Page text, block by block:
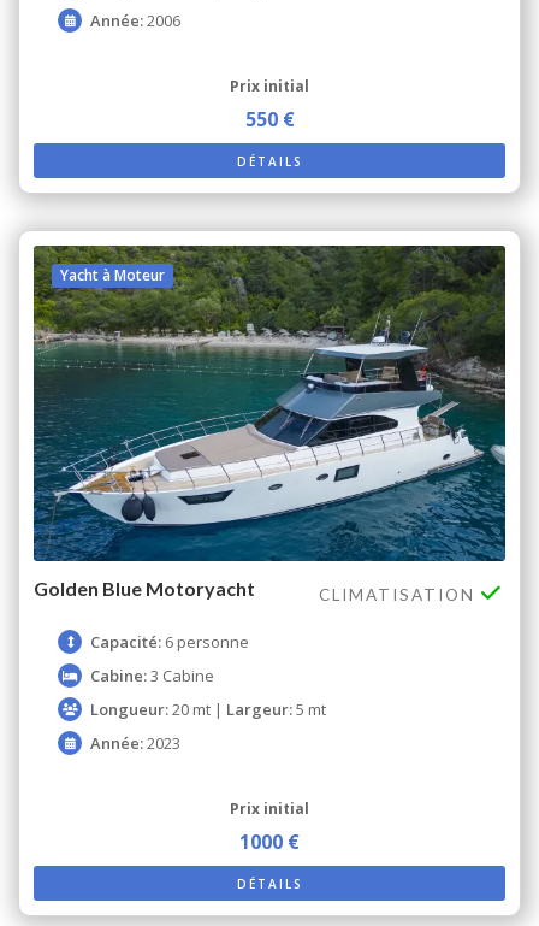
Année:2006
Prix ​​initial
550 €
DÉTAILS
Yacht à Moteur
Golden Blue Motoryacht CLIMATISATION
Capacité: 6 personne
Cabine:3 Cabine
Longueur:20 mt | Largeur:5 mt
Année:2023
Prix ​​initial
1000 €
DÉTAILS